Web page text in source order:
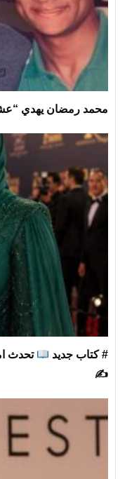
محمد رمضان يهدي
# كتاب جديد
تحدث
✍